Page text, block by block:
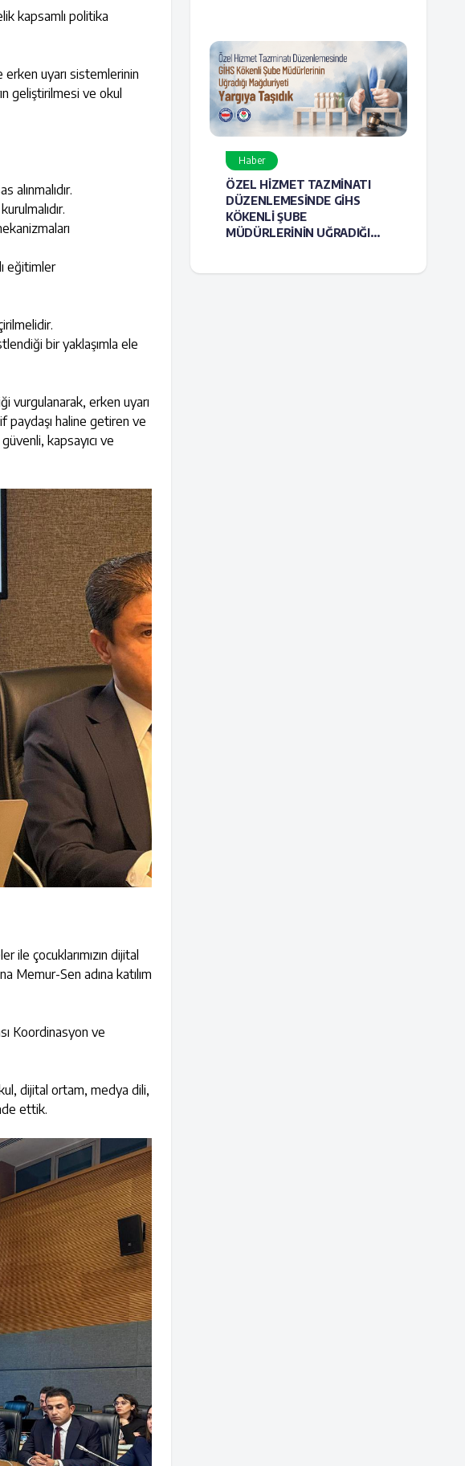
kapsamlı politika
uyarı sistemlerinin
geliştirilmesi ve okul
eğitimler
bir yaklaşımla ele
vurgulanarak, erken uyarı
paydaşı haline getiren ve
kapsayıcı ve
çocuklarımızın dijital
Memur-Sen adına katılım
Koordinasyon ve
dijital ortam, medya dili,
ettik.
Haber
ÖZEL HİZMET TAZMİNATI
DÜZENLEMESİNDE GİHS
KÖKENLİ ŞUBE
MÜDÜRLERİNİN UĞRADIĞI